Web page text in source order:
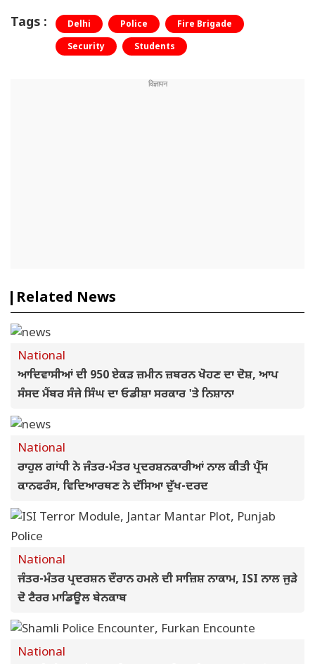
Tags : Delhi Police
Fire Brigade
Security
Students
Related News
National
ਆਦਿਵਾਸੀਆਂ ਦੀ 950 ਏਕੜ ਜ਼ਮੀਨ ਜ਼ਬਰਨ ਖੋਹਣ ਦਾ ਦੋਸ਼, ਆਪ
ਸੰਸਦ ਮੈਂਬਰ ਸੰਜੇ ਸਿੰਘ ਦਾ ਓਡੀਸ਼ਾ ਸਰਕਾਰ 'ਤੇ ਨਿਸ਼ਾਨਾ
National
ਰਾਹੁਲ ਗਾਂਧੀ ਨੇ ਜੰਤਰ-ਮੰਤਰ ਪ੍ਰਦਰਸ਼ਨਕਾਰੀਆਂ ਨਾਲ ਕੀਤੀ ਪ੍ਰੈੱਸ
ਕਾਨਫਰੰਸ, ਵਿਦਿਆਰਥਣ ਨੇ ਦੱਸਿਆ ਦੁੱਖ-ਦਰਦ
National
ਜੰਤਰ-ਮੰਤਰ ਪ੍ਰਦਰਸ਼ਨ ਦੌਰਾਨ ਹਮਲੇ ਦੀ ਸਾਜ਼ਿਸ਼ ਨਾਕਾਮ, ISI ਨਾਲ ਜੁੜੇ
ਦੋ ਟੈਰਰ ਮਾਡਿਊਲ ਬੇਨਕਾਬ
National